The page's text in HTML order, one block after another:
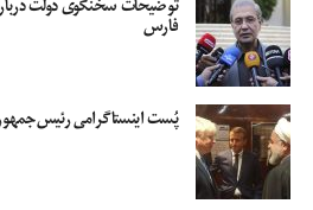
توضیحات سخنگوی دولت
فارس
پُست اینستاگرامی رئیس‌جمهور